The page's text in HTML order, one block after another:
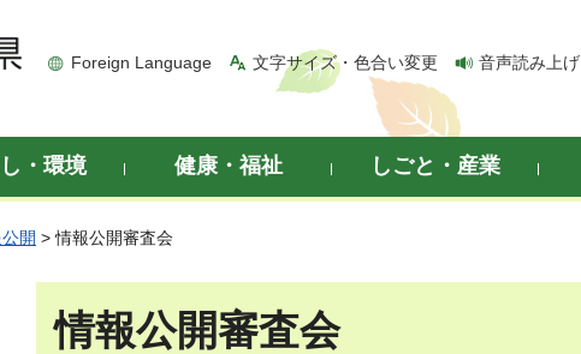
Foreign Language 文字サイズ・色合い変更 音声読み上げ
・環境 健康・福祉 しごと・産業
開 > 情報公開審査会
情報公開審査会